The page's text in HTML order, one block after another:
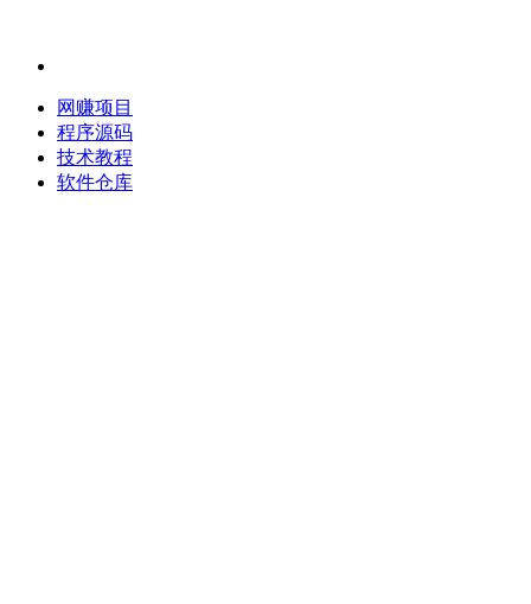
网赚项目
程序源码
技术教程
软件仓库